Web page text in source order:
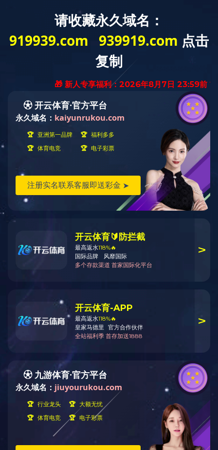
您的位置：首页-地产、BT
地产、BT
园博商务中心 龙岩武平博士源
厦门2020JP02地块 龙岩高新园区南环路